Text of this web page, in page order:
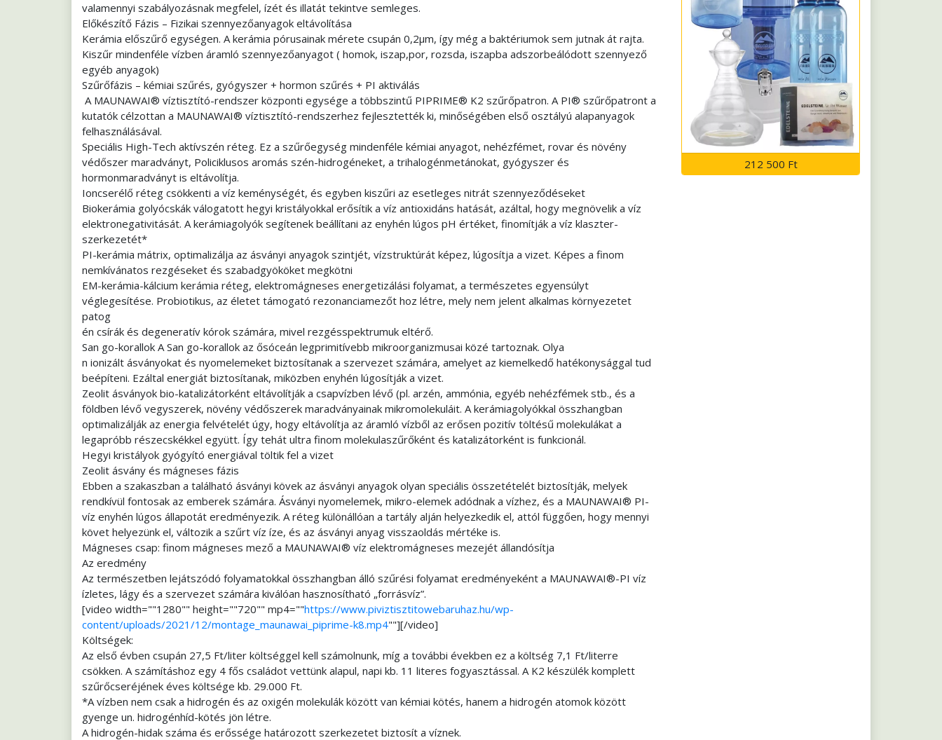
valamennyi szabályozásnak megfelel, ízét és illatát tekintve semleges.
Előkészítő Fázis – Fizikai szennyezőanyagok eltávolítása
Kerámia előszűrő egységen. A kerámia pórusainak mérete csupán 0,2μm, így még a baktériumok sem jutnak át rajta.
Kiszűr mindenféle vízben áramló szennyezőanyagot ( homok, iszap,por, rozsda, iszapba adszorbeálódott szennyező
egyéb anyagok)
Szűrőfázis – kémiai szűrés, gyógyszer + hormon szűrés + PI aktiválás
A MAUNAWAI® víztisztító-rendszer központi egysége a többszintű PIPRIME® K2 szűrőpatron. A PI® szűrőpatront a
kutatók célzottan a MAUNAWAI® víztisztító-rendszerhez fejlesztették ki, minőségében első osztályú alapanyagok
felhasználásával.
Speciális High-Tech aktívszén réteg. Ez a szűrőegység mindenféle kémiai anyagot, nehézfémet, rovar és növény
védőszer maradványt, Policiklusos aromás szén-hidrogéneket, a trihalogénmetánokat, gyógyszer és
hormonmaradványt is eltávolítja.
Ioncserélő réteg csökkenti a víz keménységét, és egyben kiszűri az esetleges nitrát szennyeződéseket
Biokerámia golyócskák válogatott hegyi kristályokkal erősítik a víz antioxidáns hatását, azáltal, hogy megnövelik a víz
elektronegativitását. A kerámiagolyók segítenek beállítani az enyhén lúgos pH értéket, finomítják a víz klaszter-
szerkezetét*
PI-kerámia mátrix, optimalizálja az ásványi anyagok szintjét, vízstruktúrát képez, lúgosítja a vizet. Képes a finom
nemkívánatos rezgéseket és szabadgyököket megkötni
EM-kerámia-kálcium kerámia réteg, elektromágneses energetizálási folyamat, a természetes egyensúlyt
véglegesítése. Probiotikus, az életet támogató rezonanciamezőt hoz létre, mely nem jelent alkalmas környezetet
patog
én csírák és degeneratív kórok számára, mivel rezgésspektrumuk eltérő.
San go-korallok A San go-korallok az ősóceán legprimitívebb mikroorganizmusai közé tartoznak. Olya
n ionizált ásványokat és nyomelemeket biztosítanak a szervezet számára, amelyet az kiemelkedő hatékonysággal tud
beépíteni. Ezáltal energiát biztosítanak, miközben enyhén lúgosítják a vizet.
Zeolit ásványok bio-katalizátorként eltávolítják a csapvízben lévő (pl. arzén, ammónia, egyéb nehézfémek stb., és a
földben lévő vegyszerek, növény védőszerek maradványainak mikromolekuláit. A kerámiagolyókkal összhangban
optimalizálják az energia felvételét úgy, hogy eltávolítja az áramló vízből az erősen pozitív töltésű molekulákat a
legapróbb részecskékkel együtt. Így tehát ultra finom molekulaszűrőként és katalizátorként is funkcionál.
Hegyi kristályok gyógyító energiával töltik fel a vizet
Zeolit ásvány és mágneses fázis
Ebben a szakaszban a található ásványi kövek az ásványi anyagok olyan speciális összetételét biztosítják, melyek
rendkívül fontosak az emberek számára. Ásványi nyomelemek, mikro-elemek adódnak a vízhez, és a MAUNAWAI® PI-
víz enyhén lúgos állapotát eredményezik. A réteg különállóan a tartály alján helyezkedik el, attól függően, hogy mennyi
követ helyezünk el, változik a szűrt víz íze, és az ásványi anyag visszaoldás mértéke is.
Mágneses csap: finom mágneses mező a MAUNAWAI® víz elektromágneses mezejét állandósítja
Az eredmény
Az természetben lejátszódó folyamatokkal összhangban álló szűrési folyamat eredményeként a MAUNAWAI®-PI víz
ízletes, lágy és a szervezet számára kiválóan hasznosítható „forrásvíz”.
[video width=""1280"" height=""720"" mp4=""https://www.piviztisztitowebaruhaz.hu/wp-
content/uploads/2021/12/montage_maunawai_piprime-k8.mp4""][/video]
Költségek:
Az első évben csupán 27,5 Ft/liter költséggel kell számolnunk, míg a további években ez a költség 7,1 Ft/literre
csökken. A számításhoz egy 4 fős családot vettünk alapul, napi kb. 11 literes fogyasztással. A K2 készülék komplett
szűrőcseréjének éves költsége kb. 29.000 Ft.
*A vízben nem csak a hidrogén és az oxigén molekulák között van kémiai kötés, hanem a hidrogén atomok között
gyenge un. hidrogénhíd-kötés jön létre.
A hidrogén-hidak száma és erőssége határozott szerkezetet biztosít a víznek.
212 500 Ft